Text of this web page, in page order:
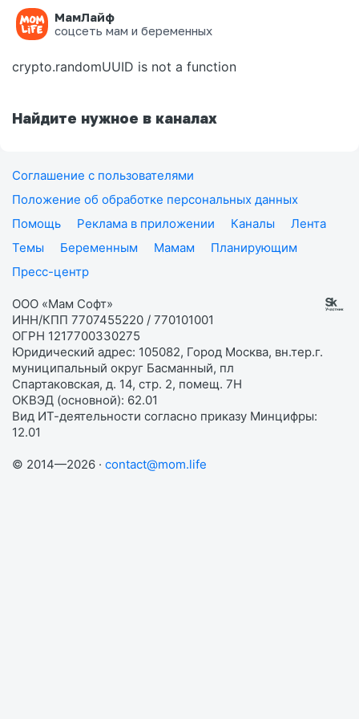
МамЛайф
соцсеть мам и беременных
Ошибка на странице
crypto.randomUUID is not a function
Найдите нужное в каналах
Соглашение с пользователями
Положение об обработке персональных данных
Помощь
Реклама в приложении Каналы
Лента
Темы
Беременным Мамам
Планирующим
Пресс-центр
ООО «Мам Софт»
ИНН/КПП 7707455220 / 770101001
ОГРН 1217700330275
Юридический адрес: 105082, Город Москва, вн.тер.г.
муниципальный округ Басманный, пл
Спартаковская, д. 14, стр. 2, помещ. 7Н
ОКВЭД (основной): 62.01
Вид ИТ-деятельности согласно приказу Минцифры:
12.01
© 2014—2026 · contact@mom.life